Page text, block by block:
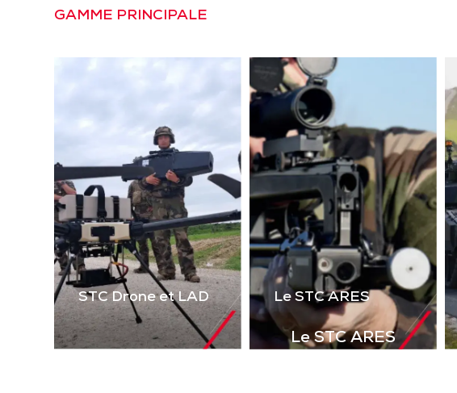
mitrailleuses. Basé sur
virtuelle) du poste
de l’Akeron MP.
le tir en vue
indirecte sur
Télécharger la
plaquette
GAMME PRINCIPALE
STC Drone et LAD Le STC ARES
Le STC ARES